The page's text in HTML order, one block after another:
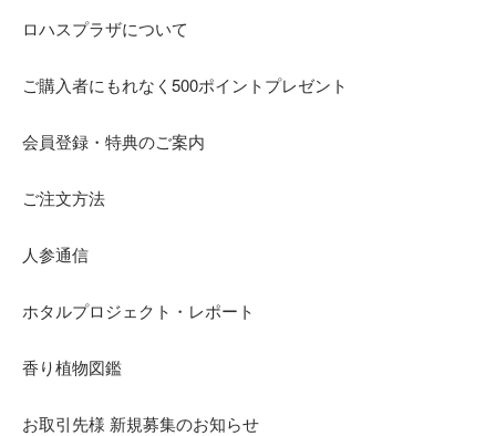
ロハスプラザについて
ご購入者にもれなく500ポイントプレゼント
会員登録・特典のご案内
ご注文方法
人参通信
ホタルプロジェクト・レポート
香り植物図鑑
お取引先様 新規募集のお知らせ